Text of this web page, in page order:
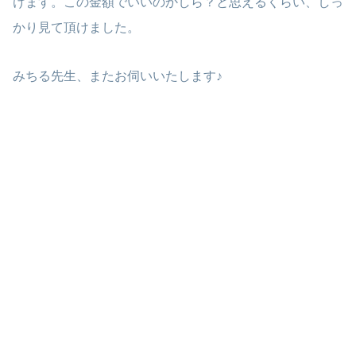
かり見て頂けました。
みちる先生、またお伺いいたします♪